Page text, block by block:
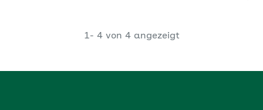
1- 4von 4angezeigt